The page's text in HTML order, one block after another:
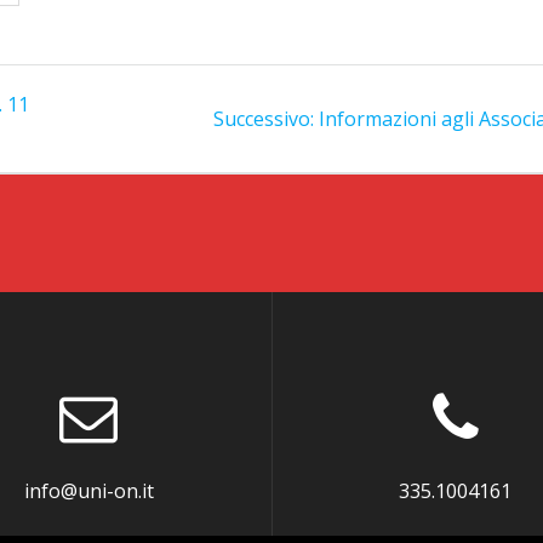
Successivo: Articolo
Informazioni agli
info@uni-on.it 335.1004161